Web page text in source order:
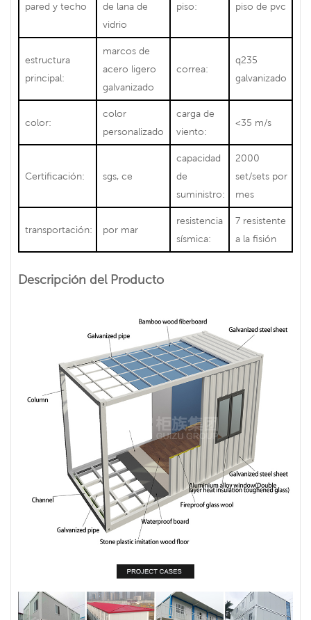
pared y techo
de lana de
vidrio
piso: piso de pvc
estructura
principal:
marcos de
acero ligero
galvanizado
correa:
q235
galvanizado
color:
color
personalizado
carga de
viento:
<35 m/s
Certificación: sgs, ce
capacidad
de
suministro:
2000
set/sets por
mes
transportación: por mar
resistencia
sísmica:
7 resistente
a la fisión
Descripción del Producto